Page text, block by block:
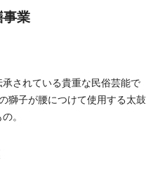
事業
承されている貴重な民俗芸能で
獅子が腰につけて使用する太鼓
。